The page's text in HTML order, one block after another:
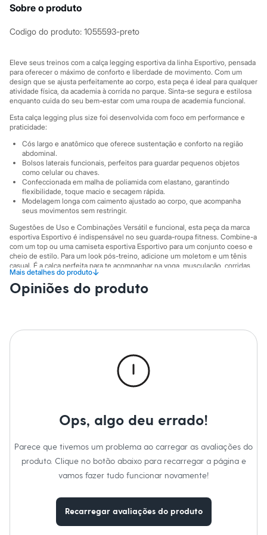
Sawary
Yessica
Moda esportiva
Acessórios
Calçados
Leggings
Shorts e Bermudas
Tops
Moda íntima
Cintas e Modeladores
Meias
Pijamas
Sutiãs e Tops
Moda praia
Biquínis
Maiôs
Saídas de praia
Personagens
Blusas e Camisetas
Calças
Casacos e Jaquetas
Jeans
Moda esportiva
Shorts e Saias
Vestidos
Inverno
Casacos e Jaquetas
Acessórios
Bolsas e Mochilas
Chapéus e Bonés
Sobre o produto
Codigo do produto: 1055593-preto
Eleve seus treinos com a calça legging esportiva da linha Esportivo, pensada
para oferecer o máximo de conforto e liberdade de movimento. Com um
design que se ajusta perfeitamente ao corpo, esta peça é ideal para qualquer
atividade física, da academia à corrida no parque. Sinta-se segura e estilosa
enquanto cuida do seu bem-estar com uma roupa de academia funcional.
Esta calça legging plus size foi desenvolvida com foco em performance e
praticidade:
Cós largo e anatômico que oferece sustentação e conforto na região
abdominal.
Bolsos laterais funcionais, perfeitos para guardar pequenos objetos
como celular ou chaves.
Confeccionada em malha de poliamida com elastano, garantindo
flexibilidade, toque macio e secagem rápida.
Modelagem longa com caimento ajustado ao corpo, que acompanha
seus movimentos sem restringir.
Sugestões de Uso e Combinações Versátil e funcional, esta peça da marca
esportiva Esportivo é indispensável no seu guarda-roupa fitness. Combine-a
com um top ou uma camiseta esportiva Esportivo para um conjunto coeso e
cheio de estilo. Para um look pós-treino, adicione um moletom e um tênis
casual. É a calça perfeita para te acompanhar na yoga, musculação, corridas
ou em um dia a dia ativo.
A gente se encontra na C&A! ❤
Altura: 169cm / Busto: 107cm / Cintura: 93cm / Quadril: 125cm.
Mais detalhes do produto↓
85% poliamida, 15% elastano
Opiniões do produto
Ops, algo deu errado!
Parece que tivemos um problema ao carregar as avaliações do
produto. Clique no botão abaixo para recarregar a página e
vamos fazer tudo funcionar novamente!
Recarregar avaliações do produto